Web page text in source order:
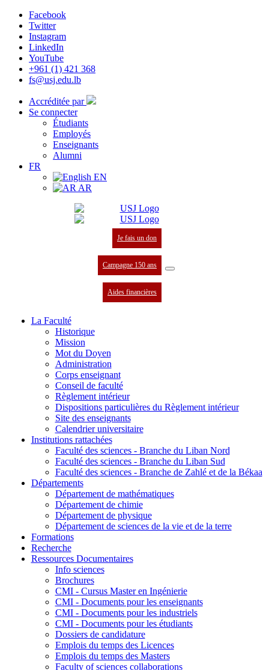
Facebook
Twitter
Instagram
LinkedIn
YouTube
+961 (1) 421 368
fs@usj.edu.lb
Accréditée par
Se connecter
Étudiants
Employés
Enseignants
Alumni
FR
EN
AR
Je fais un don
Campagne 150 ans
Aides financières
La Faculté
Historique
Mission
Mot du Doyen
Administration
Corps enseignant
Conseil de faculté
Règlement intérieur
Dispositions particulières du Règlement intérieur
Site des enseignants
Calendrier universitaire
Institutions rattachées
Faculté des sciences - Branche du Liban Nord
Faculté des sciences - Branche du Liban Sud
Faculté des sciences - Branche de Zahlé et de la Békaa
Départements
Département de mathématiques
Département de chimie
Département de physique
Département de sciences de la vie et de la terre
Formations
Recherche
Ressources Documentaires
Info sciences
Brochures
CMI - Cursus Master en Ingénierie
CMI - Documents pour les enseignants
CMI - Documents pour les industriels
CMI - Documents pour les étudiants
Dossiers de candidature
Emplois du temps des Licences
Emplois du temps des Masters
Faculty of sciences collaborations